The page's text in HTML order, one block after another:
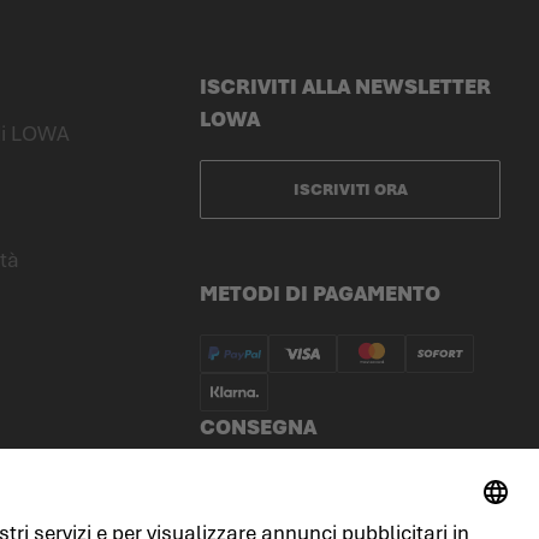
LOWA
METODI DI PAGAMENTO
CONSEGNA
ISCRIVITI ALLA NEWSLETTER
LOWA
ISCRIVITI ORA